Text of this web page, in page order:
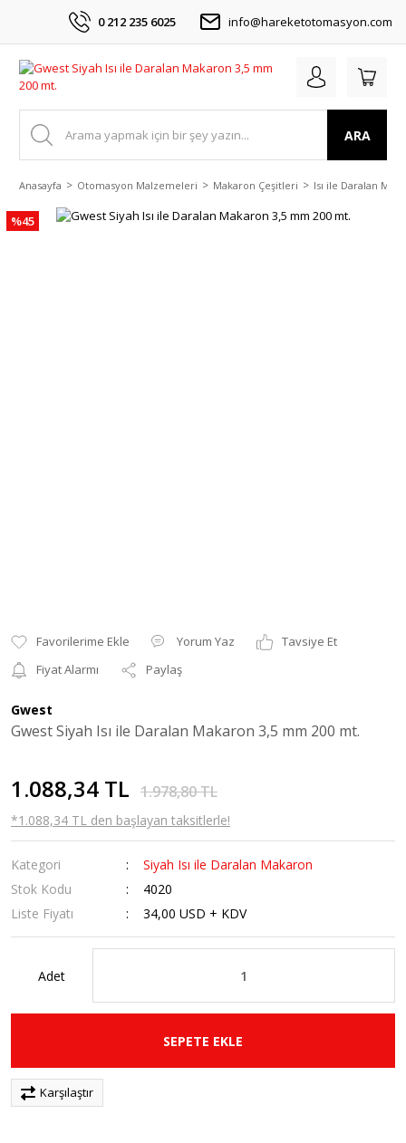
0 212 235 6025 info@hareketotomasyon.com
ARA
Anasayfa Otomasyon Malzemeleri Makaron Çeşitleri Isı ile Daralan
%45
Yorum Yaz
Tavsiye Et
Fiyat Alarmı
Paylaş
Gwest
Gwest Siyah Isı ile Daralan Makaron 3,5 mm 200 mt.
1.088,34 TL 1.978,80 TL
*1.088,34 TL den başlayan taksitlerle!
Kategori
Siyah Isı ile Daralan Makaron
Stok Kodu
4020
Liste Fiyatı
34,00 USD + KDV
Adet
SEPETE EKLE
Karşılaştır